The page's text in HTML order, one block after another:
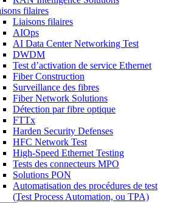
filaires
Liaisons filaires
AIOps
AI Data Center Networking Test
DWDM
Test d’activation de service Ethernet
Fiber Construction
Surveillance des fibres
Fiber Network Solutions
Détection par fibre optique
FTTx
Harden Security Defenses
HFC Network Test
High-Speed Ethernet Testing
Tests des connecteurs MPO
Solutions PON
Automatisation des procédures de test
(Test Process Automation, ou TPA)